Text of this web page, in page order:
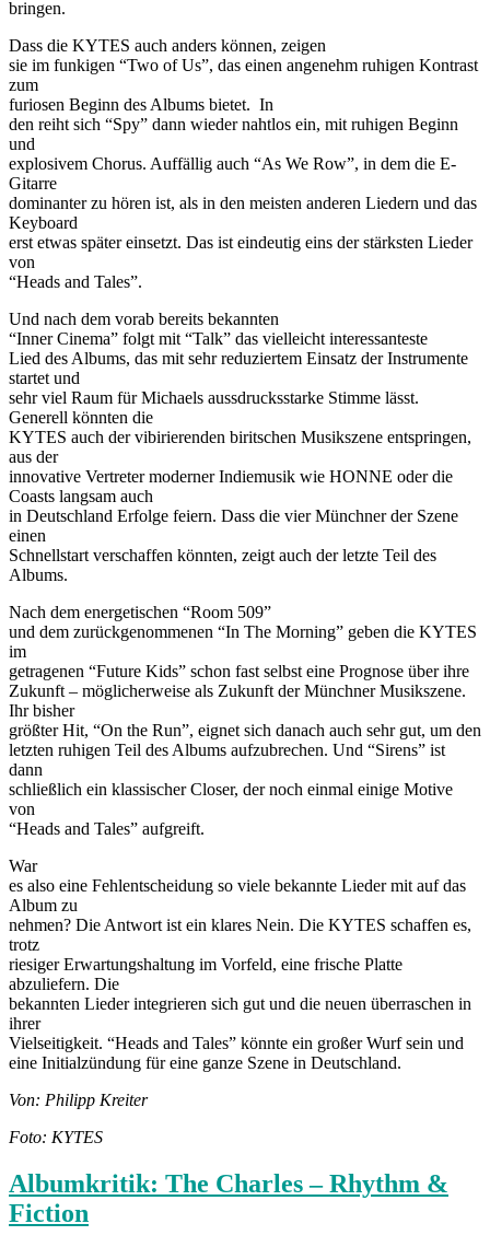
bringen.
Dass die KYTES auch anders können, zeigen
sie im funkigen “Two of Us”, das einen angenehm ruhigen Kontrast
zum
furiosen Beginn des Albums bietet. In
den reiht sich “Spy” dann wieder nahtlos ein, mit ruhigen Beginn
und
explosivem Chorus. Auffällig auch “As We Row”, in dem die E-
Gitarre
dominanter zu hören ist, als in den meisten anderen Liedern und das
Keyboard
erst etwas später einsetzt. Das ist eindeutig eins der stärksten Lieder
von
“Heads and Tales”.
Und nach dem vorab bereits bekannten
“Inner Cinema” folgt mit “Talk” das vielleicht interessanteste
Lied des Albums, das mit sehr reduziertem Einsatz der Instrumente
startet und
sehr viel Raum für Michaels aussdrucksstarke Stimme lässt.
Generell könnten die
KYTES auch der vibirierenden biritschen Musikszene entspringen,
aus der
innovative Vertreter moderner Indiemusik wie HONNE oder die
Coasts langsam auch
in Deutschland Erfolge feiern. Dass die vier Münchner der Szene
einen
Schnellstart verschaffen könnten, zeigt auch der letzte Teil des
Albums.
Nach dem energetischen “Room 509”
und dem zurückgenommenen “In The Morning” geben die KYTES
im
getragenen “Future Kids” schon fast selbst eine Prognose über ihre
Zukunft – möglicherweise als Zukunft der Münchner Musikszene.
Ihr bisher
größter Hit, “On the Run”, eignet sich danach auch sehr gut, um den
letzten ruhigen Teil des Albums aufzubrechen. Und “Sirens” ist
dann
schließlich ein klassischer Closer, der noch einmal einige Motive
von
“Heads and Tales” aufgreift.
War
es also eine Fehlentscheidung so viele bekannte Lieder mit auf das
Album zu
nehmen? Die Antwort ist ein klares Nein. Die KYTES schaffen es,
trotz
riesiger Erwartungshaltung im Vorfeld, eine frische Platte
abzuliefern. Die
bekannten Lieder integrieren sich gut und die neuen überraschen in
ihrer
Vielseitigkeit. “Heads and Tales” könnte ein großer Wurf sein und
eine Initialzündung für eine ganze Szene in Deutschland.
Von: Philipp Kreiter
Foto: KYTES
Albumkritik: The Charles – Rhythm &
Fiction